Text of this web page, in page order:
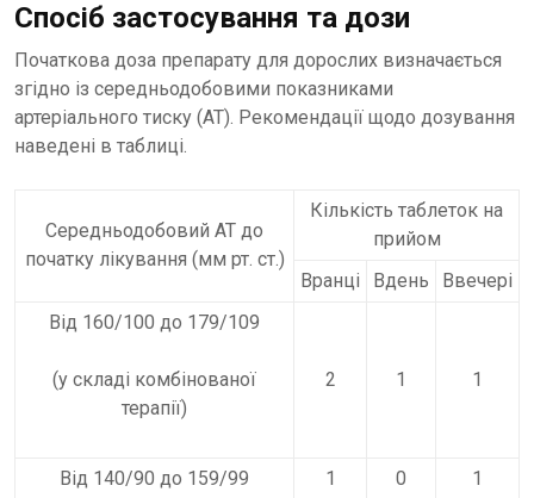
Спосіб застосування та дози
Початкова доза препарату для дорослих визначається
згідно із середньодобовими показниками
артеріального тиску (АТ). Рекомендації щодо дозування
наведені в таблиці.
Середньодобовий АТ до
початку лікування (мм рт. ст.)
Кількість таблеток на
прийом
Вранці
Вдень
Ввечері
Від 160/100 до 179/109
(у складі комбінованої
терапії)
2 1 1
Від 140/90 до 159/99 1 0 1